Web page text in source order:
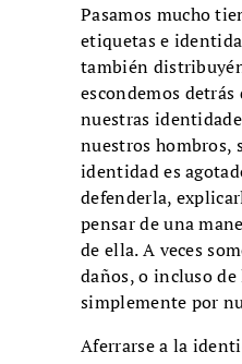
Pasamos mucho
etiquetas e
también
escondemos detrás
nuestras
nuestros hombros,
identidad es
defenderla,
pensar de una
de ella. A veces
daños, o incluso
simplemente por
Aferrarse a la